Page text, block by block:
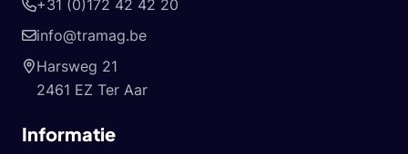
+31 (0)172 42 42 20
info@tramag.be
Harsweg 21
2461 EZ Ter Aar
Informatie